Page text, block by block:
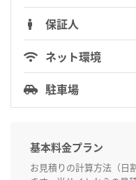
保証人
ネット環境
駐車場
基本料金プラン
お見積りの計算方法（日